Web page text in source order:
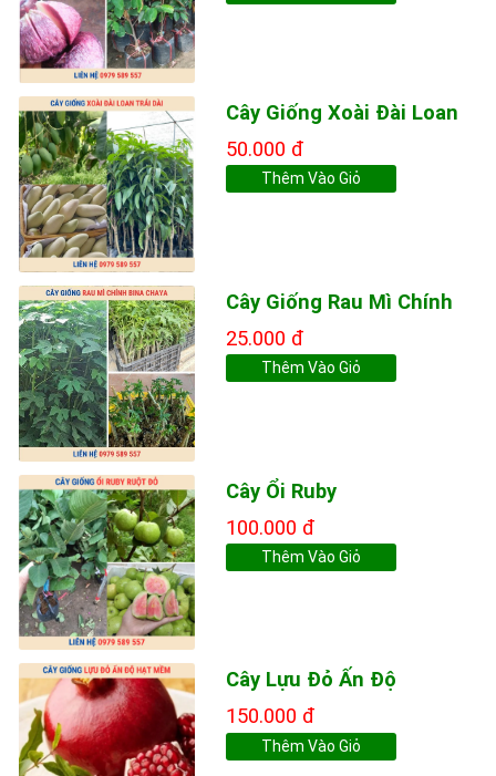
Cây Giống Xoài Đài Loan
50.000 đ
Thêm Vào Giỏ
Cây Giống Rau Mì Chính
25.000 đ
Thêm Vào Giỏ
Cây Ổi Ruby
100.000 đ
Thêm Vào Giỏ
Cây Lựu Đỏ Ấn Độ
150.000 đ
Thêm Vào Giỏ